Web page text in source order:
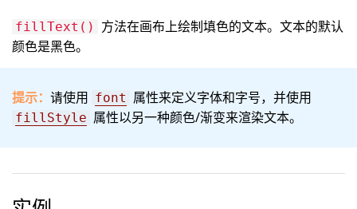
fillText()
方法在画布上绘制填色的文本。文本的默认
颜色是黑色。
提示： 请使用 font 属性来定义字体和字号，并使用
fillStyle 属性以另一种颜色/渐变来渲染文本。